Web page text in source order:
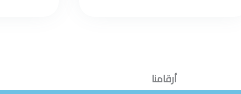
أرقامنا